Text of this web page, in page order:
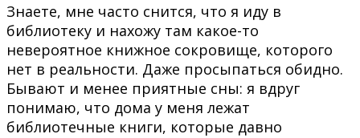
Знаете, мне часто снится, что я иду в
библиотеку и нахожу там какое-то
невероятное книжное сокровище, которого
нет в реальности. Даже просыпаться обидно.
Бывают и менее приятные сны: я вдруг
понимаю, что дома у меня лежат
библиотечные книги, которые давно